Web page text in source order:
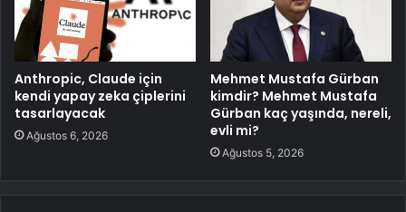
Anthropic, Claude için
kendi yapay zeka çiplerini
tasarlayacak
Ağustos 6, 2026
Mehmet Mustafa Gürban
kimdir? Mehmet Mustafa
Gürban kaç yaşında, nereli,
evli mi?
Ağustos 5, 2026